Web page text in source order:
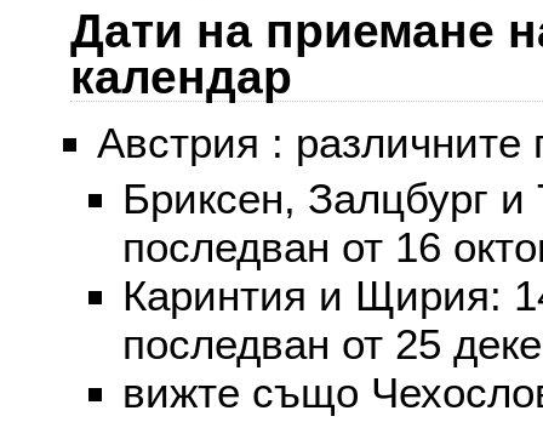
Дати на приемане
календар
Австрия :
Бриксен, Залцбург
последван от 16
Каринтия и Щирия:
последван от 25
вижте също